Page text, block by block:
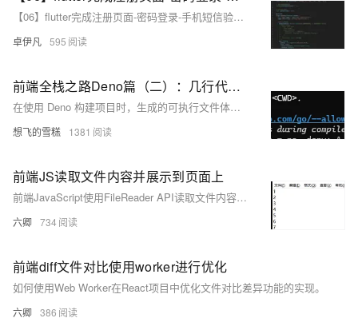
【06】flutter完成注册页面-密码登录-手机短信验证-找回密码相关页面-并且实现静态跳转打包demo做演示-开发完整的社交APP-前端客户端开发+数据联调|以优雅草商业项目为例做开发-flutter开发-全流程-商业应用级实战开发-优雅草央千澈
卓伊凡 595
前端全栈之路Deno篇（二）：几行代码打包后接近100M？别慌，带你掌握Deno2.0的安装到项目构建全流程、剖析构建物并了解其好处
在使用 Deno 构建项目时，生成的可执行文件体积较大，通常接近 100 MB，而 Node.js 构建的项目体积则要小得多。这是由于 Deno 包含了完整的 V8 引擎和运行时，使其能够在目标设备上独立运行，无需额外安装依赖。尽管体积较大，但 Deno 提供了更好的安全性和部署便利性。通过裁剪功能、使用压缩工具等方法，可以优化可执行文件的体积。
想飞的雪糕 1381
前端JS读取文件内容并展示到页面上
前端JavaScript使用FileReader API读取文件内容，支持文本类型文件。在文件读取成功后，可以通过onload事件处理函数获取文件内容，然后展示到页面上。
六卿 734
前端diff文件对比使用worker进行优化
如何使用Web Worker在React项目中优化文件对比差异功能的实现。
六卿 386